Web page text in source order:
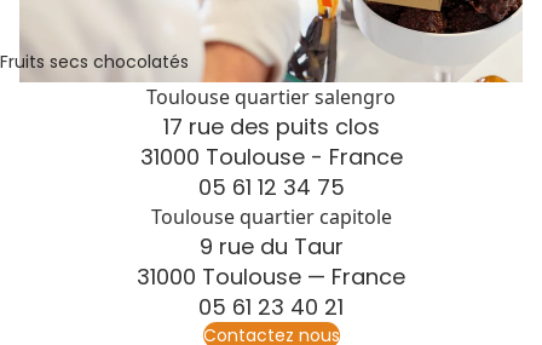
Fruits secs chocolatés
Toulouse quartier salengro
17 rue des puits clos
31000 Toulouse - France
05 61 12 34 75
Toulouse quartier capitole
9 rue du Taur
31000 Toulouse — France
05 61 23 40 21
Contactez nous